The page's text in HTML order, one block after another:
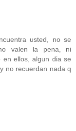
usted, no se
valen la pena, ni
en ellos, algun dia se
no recuerdan nada q